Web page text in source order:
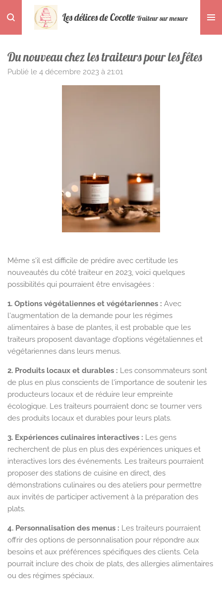
au
contenu
Les délices de CocotteTraiteur sur mesure
Du nouveau chez les traiteurs pour les fêtes
Publié le 4 décembre 2023 à 21:01
Même s'il est difficile de prédire avec certitude les
nouveautés du côté traiteur en 2023, voici quelques
possibilités qui pourraient être envisagées :
1. Options végétaliennes et végétariennes : Avec
l'augmentation de la demande pour les régimes
alimentaires à base de plantes, il est probable que les
traiteurs proposent davantage d'options végétaliennes et
végétariennes dans leurs menus.
2. Produits locaux et durables : Les consommateurs sont
de plus en plus conscients de l'importance de soutenir les
producteurs locaux et de réduire leur empreinte
écologique. Les traiteurs pourraient donc se tourner vers
des produits locaux et durables pour leurs plats.
3. Expériences culinaires interactives : Les gens
recherchent de plus en plus des expériences uniques et
interactives lors des événements. Les traiteurs pourraient
proposer des stations de cuisine en direct, des
démonstrations culinaires ou des ateliers pour permettre
aux invités de participer activement à la préparation des
plats.
4. Personnalisation des menus : Les traiteurs pourraient
offrir des options de personnalisation pour répondre aux
besoins et aux préférences spécifiques des clients. Cela
pourrait inclure des choix de plats, des allergies alimentaires
ou des régimes spéciaux.